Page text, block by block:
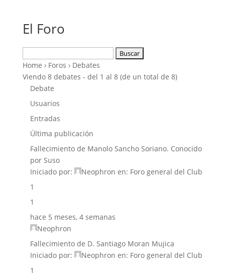
El Foro
Home › Foros › Debates
Viendo 8 debates - del 1 al 8 (de un total de 8)
Debate
Usuarios
Entradas
Última publicación
Fallecimiento de Manolo Sancho Soriano. Conocido
por Suso
Iniciado por:
Neophron en: Foro general del Club
1
1
hace 5 meses, 4 semanas
Neophron
Fallecimiento de D. Santiago Moran Mujica
Iniciado por:
Neophron en: Foro general del Club
1